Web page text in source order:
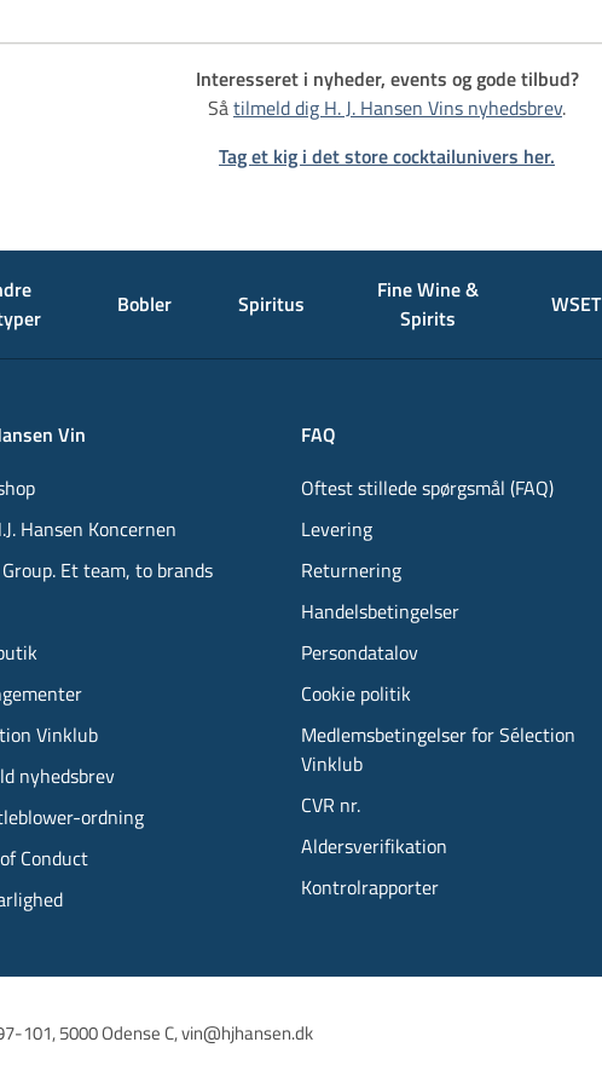
Interesseret i nyheder, events og gode tilbud?
Såtilmeld dig H. J. Hansen Vins nyhedsbrev.
Tag et kig i det store cocktailunivers her.
Bobler Spiritus
Fine Wine &
Spirits
WSET
Vin
Hansen Koncernen
Et team, to brands
Vinklub
nyhedsbrev
ordning
Conduct
FAQ
Oftest stillede spørgsmål (FAQ)
Levering
Returnering
Handelsbetingelser
Persondatalov
Cookie politik
Medlemsbetingelser for Sélection
Vinklub
CVR nr.
Aldersverifikation
Kontrolrapporter
101, 5000 Odense C, vin@hjhansen.dk